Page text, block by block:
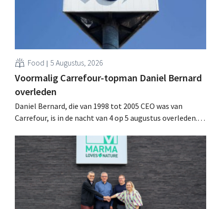
Food 5 Augustus, 2026
Voormalig Carrefour-topman Daniel Bernard
overleden
Daniel Bernard, die van 1998 tot 2005 CEO was van
Carrefour, is in de nacht van 4 op 5 augustus overleden.
retailer, realiseerde de fusie met Promodès en nam
toenmalig Belgisch marktleider GB over.